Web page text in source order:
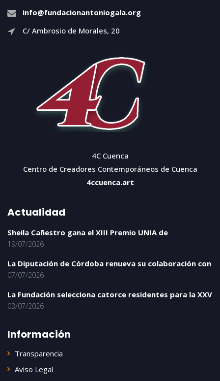
info@fundacionantoniogala.org
C/ Ambrosio de Morales, 20
4C Cuenca
Centro de Creadores Contemporáneos de Cuenca
4ccuenca.art
Actualidad
Sheila Cañestro gana el XIII Premio UNIA de
19/07/2026
La Diputación de Córdoba renueva su colaboración con
07/07/2026
La Fundación selecciona catorce residentes para la XXV
03/07/2026
Información
Transparencia
Aviso Legal